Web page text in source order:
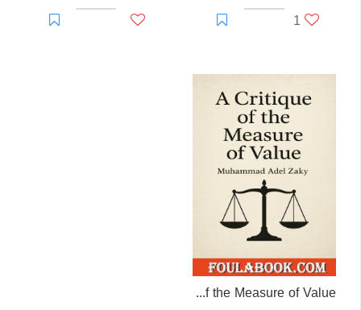
1
A Critique of the Measure of Value